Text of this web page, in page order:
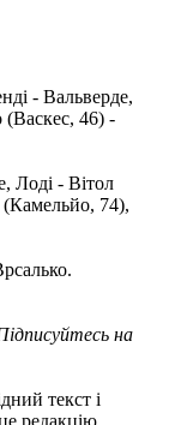
- Вальверде,
(Васкес, 46) -
Лоді - Вітол
74),
на
текст і
редакцію.